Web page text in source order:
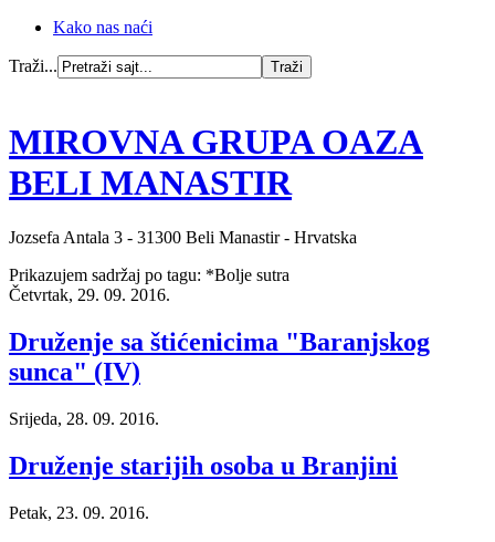
Kako nas naći
Traži...
MIROVNA GRUPA OAZA
BELI MANASTIR
Jozsefa Antala 3 - 31300 Beli Manastir - Hrvatska
Prikazujem sadržaj po tagu: *Bolje sutra
Četvrtak, 29. 09. 2016.
Druženje sa štićenicima "Baranjskog
sunca" (IV)
Srijeda, 28. 09. 2016.
Druženje starijih osoba u Branjini
Petak, 23. 09. 2016.